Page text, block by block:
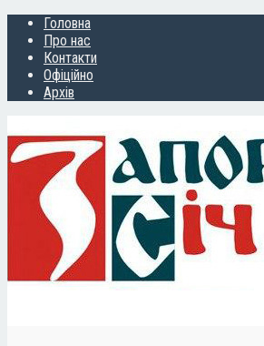
Головна
Про нас
Контакти
Офіційно
Архів